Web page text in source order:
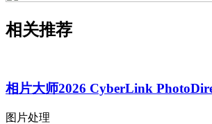
相关推荐
相片大师2026 CyberLink
图片处理